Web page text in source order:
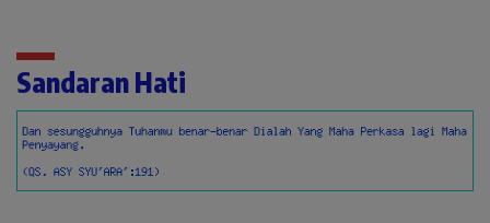
Sandaran Hati